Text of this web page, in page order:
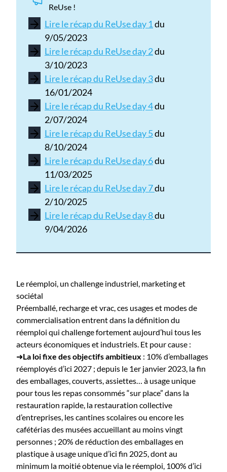
ReUse !
Lirele récap du ReUse day 1du
9/05/2023
Lire le récap du ReUse day 2du
3/10/2023
Lire le récap du ReUse day 3du
16/01/2024
Lire le récap du ReUse day 4du
2/07/2024
Lire le récap du ReUse day 5du
8/10/2024
Lire le récap du ReUse day 6du
11/03/2025
Lire le récap du ReUse day 7du
2/10/2025
Lire le récap du ReUse day 8du
9/04/2026
Le réemploi, un challenge industriel, marketing et
sociétal
Préemballé, recharge et vrac, ces usages et modes de
commercialisation entrent dans la définition du
réemploi qui challenge fortement aujourd’hui tous les
acteurs économiques et industriels. Et pour cause :
➜La loi fixe des objectifs ambitieux : 10% d’emballages
réemployés d’ici 2027 ; depuis le 1er janvier 2023, la fin
des emballages, couverts, assiettes… à usage unique
pour tous les repas consommés “sur place” dans la
restauration rapide, la restauration collective
d’entreprises, les cantines scolaires ou encore les
cafétérias des musées accueillant au moins vingt
personnes ; 20% de réduction des emballages en
plastique à usage unique d’ici fin 2025, dont au
minimum la moitié obtenue via le réemploi, 100% d’ici